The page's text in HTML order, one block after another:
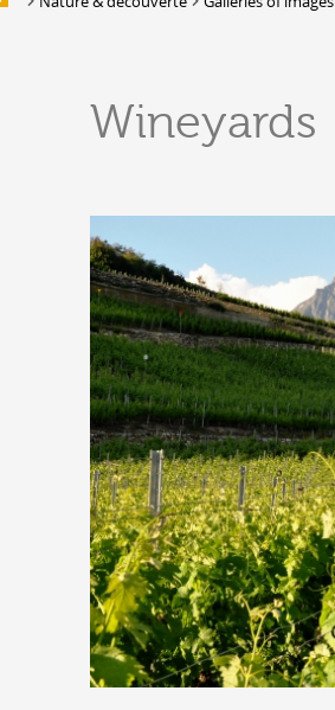
EAT & SLEEP
Accommodation
Caveaux de dégustation
Wineyards